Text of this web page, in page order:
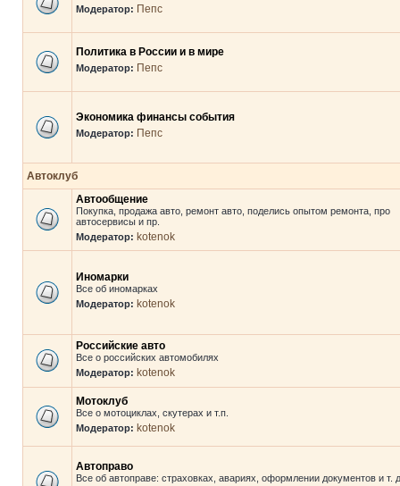
Модератор: Пепс
Политика в России и в мире
Модератор: Пепс
Экономика финансы события
Модератор: Пепс
Автоклуб
Автообщение
Покупка, продажа авто, ремонт авто, поделись опытом ремонта, про
автосервисы и пр.
Модератор: kotenok
Иномарки
Все об иномарках
Модератор: kotenok
Российские авто
Все о российских автомобилях
Модератор: kotenok
Мотоклуб
Все о мотоциклах, скутерах и т.п.
Модератор: kotenok
Автоправо
Все об автоправе: страховках, авариях, оформлении документов и т.